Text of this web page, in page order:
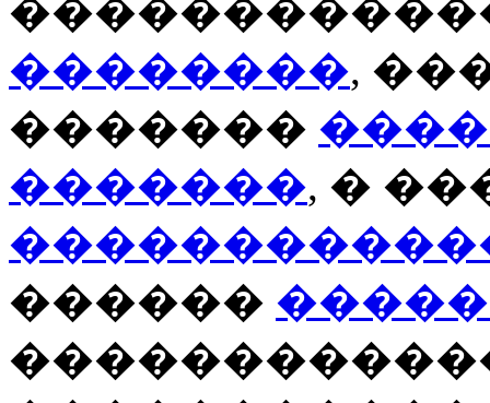
��������,
�������
�������, �
������